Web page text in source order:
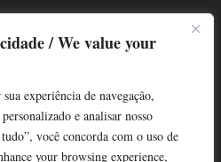
/ We value your
experiência de navegação,
e analisar nosso
você concorda com o uso de
your browsing experience,